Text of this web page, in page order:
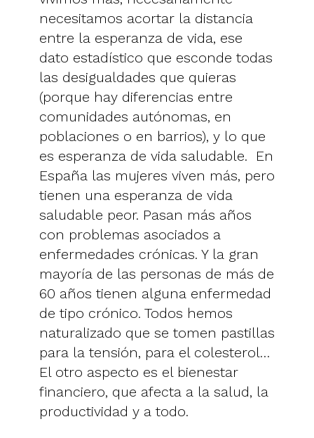
necesitamos acortar la distancia
entre la esperanza de vida, ese
dato estadístico que esconde todas
las desigualdades que quieras
(porque hay diferencias entre
comunidades autónomas, en
poblaciones o en barrios), y lo que
es esperanza de vida saludable. En
España las mujeres viven más, pero
tienen una esperanza de vida
saludable peor. Pasan más años
con problemas asociados a
enfermedades crónicas. Y la gran
mayoría de las personas de más de
60 años tienen alguna enfermedad
de tipo crónico. Todos hemos
naturalizado que se tomen pastillas
para la tensión, para el colesterol…
El otro aspecto es el bienestar
financiero, que afecta a la salud, la
productividad y a todo.